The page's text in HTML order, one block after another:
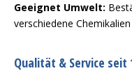
Geeignet Umwelt:
verschiedene Chemikalien
Qualität & Service seit